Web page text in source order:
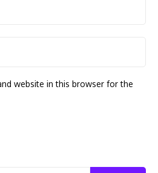
website in this browser for the